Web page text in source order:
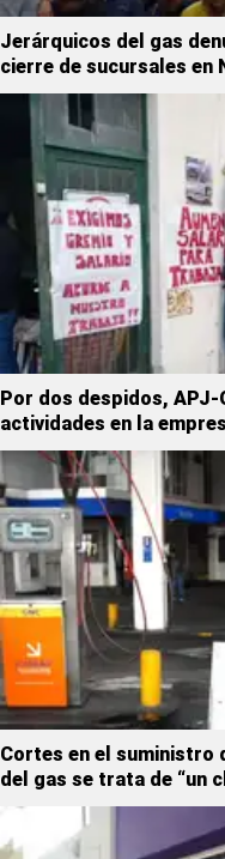
Jerárquicos del gas
cierre de sucursales en
Por dos despidos, APJ-
actividades en la
Cortes en el suministro
del gas se trata de “un